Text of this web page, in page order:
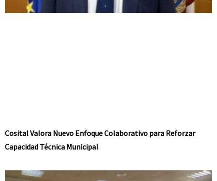
Cosital Valora Nuevo Enfoque Colaborativo para Reforzar
Capacidad Técnica Municipal